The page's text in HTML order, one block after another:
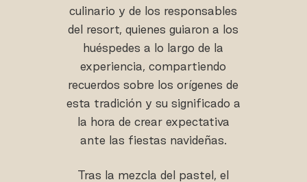
culinario y de los responsables
del resort, quienes guiaron a los
huéspedes a lo largo de la
experiencia, compartiendo
recuerdos sobre los orígenes de
esta tradición y su significado a
la hora de crear expectativa
ante las fiestas navideñas.
Tras la mezcla del pastel, el